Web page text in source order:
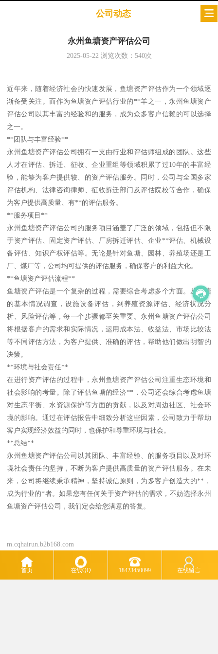
公司动态
永州鱼塘资产评估公司
2025-05-22 浏览次数： 540次
近年来，随着经济社会的快速发展，鱼塘资产评估作为一个领域逐
渐备受关注。而作为鱼塘资产评估行业的**羊之一，永州鱼塘资产
评估公司以其丰富的经验和的服务，成为众多客户信赖的可以选择
之一。
**团队与丰富经验**
永州鱼塘资产评估公司拥有一支由行业和评估师组成的团队。这些
人才在评估、拆迁、征收、企业重组等领域积累了过10年的丰富经
验，能够为客户提供较、的资产评估服务。同时，公司与全国多家
评估机构、法律咨询律师、征收拆迁部门及评估院校等合作，确保
为客户提供高质量、有**的评估服务。
**服务项目**
永州鱼塘资产评估公司的服务项目涵盖了广泛的领域，包括但不限
于资产评估、固定资产评估、厂房拆迁评估、企业**评估、机械设
备评估、知识产权评估等。无论是针对鱼塘、园林、养殖场还是工
厂、煤厂等，公司均可提供的评估服务，确保客户的利益大化。
**鱼塘资产评估流程**
鱼塘资产评估是一个复杂的过程，需要综合考虑多个方面。从鱼塘
的基本情况调查，设施设备评估，到养殖资源评估、经济状况分
析、风险评估等，每一个步骤都至关重要。永州鱼塘资产评估公司
将根据客户的需求和实际情况，运用成本法、收益法、市场比较法
等不同评估方法，为客户提供、准确的评估，帮助他们做出明智的
决策。
**环境与社会责任**
在进行资产评估的过程中，永州鱼塘资产评估公司注重生态环境和
社会影响的考量。除了评估鱼塘的经济**，公司还会综合考虑鱼塘
对生态平衡、水资源保护等方面的贡献，以及对周边社区、社会环
境的影响。通过在评估报告中细致分析这些因素，公司致力于帮助
客户实现经济效益的同时，也保护和尊重环境与社会。
**总结**
永州鱼塘资产评估公司以其团队、丰富经验、的服务项目以及对环
境社会责任的坚持，不断为客户提供高质量的资产评估服务。在未
来，公司将继续秉承精神，坚持诚信原则，为多客户创造大的**，
成为行业的*者。如果您有任何关于资产评估的需求，不妨选择永州
鱼塘资产评估公司，我们定会给您满意的答复。
m.cqhairun.b2b168.com
首页 在线QQ 18423450099 在线留言